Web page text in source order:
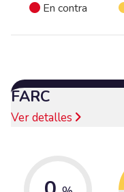
En contra
FARC
Ver detalles